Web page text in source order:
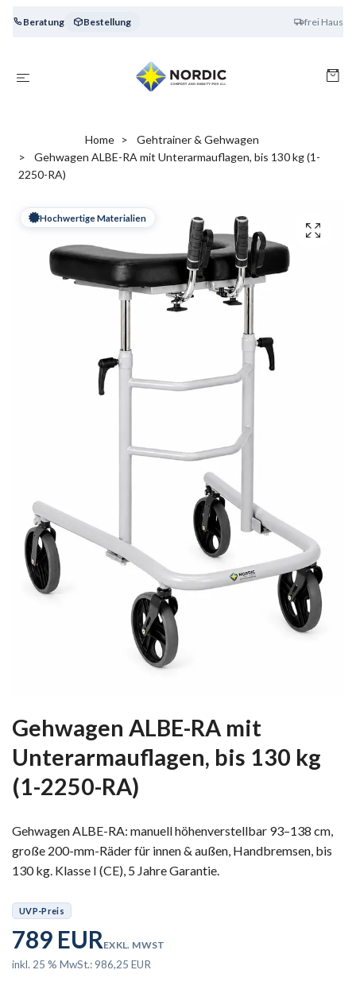
Beratung frei Haus
Bestellung
Home
Gehtrainer & Gehwagen
Gehwagen ALBE-RA mit Unterarmauflagen, bis 130 kg (1-
2250-RA)
Hochwertige Materialien
Handfertigung in Europa
Gehwagen ALBE-RA mit
Unterarmauflagen, bis 130 kg
(1-2250-RA)
Gehwagen ALBE-RA: manuell höhenverstellbar 93–138 cm,
große 200-mm-Räder für innen & außen, Handbremsen, bis
130 kg. Klasse I (CE), 5 Jahre Garantie.
UVP-Preis
789 EUREXKL. MWST
inkl. 25 % MwSt.: 986,25 EUR